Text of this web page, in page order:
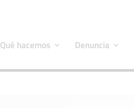
Qué hacemos Denuncia